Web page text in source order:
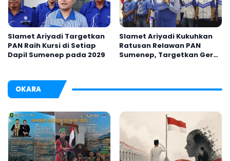
Slamet Ariyadi Targetkan
PAN Raih Kursi di Setiap
Dapil Sumenep pada 2029
Slamet Ariyadi Kukuhkan
Ratusan Relawan PAN
Sumenep, Targetkan Gerak
OKARA